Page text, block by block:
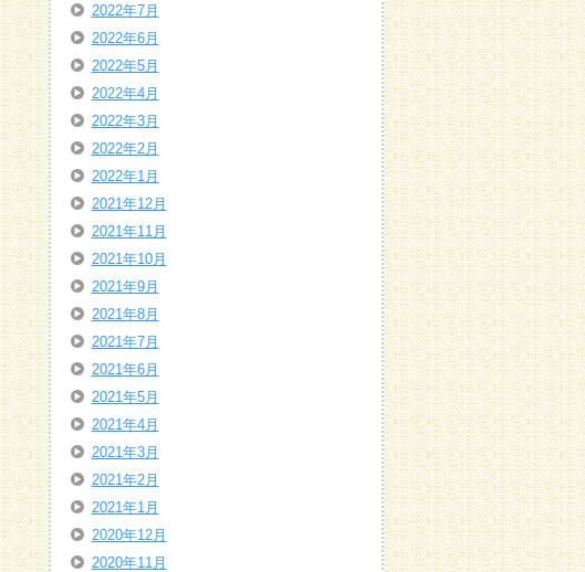
2022年7月
2022年6月
2022年5月
2022年4月
2022年3月
2022年2月
2022年1月
2021年12月
2021年11月
2021年10月
2021年9月
2021年8月
2021年7月
2021年6月
2021年5月
2021年4月
2021年3月
2021年2月
2021年1月
2020年12月
2020年11月